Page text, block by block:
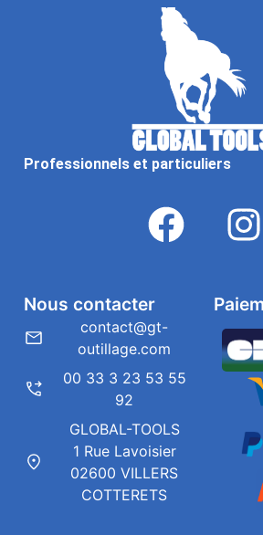
Professionnels et particuliers
Nous contacter
contact@gt-
outillage.com
00 33 3 23 53 55
92
GLOBAL-TOOLS
1 Rue Lavoisier
02600 VILLERS
COTTERETS